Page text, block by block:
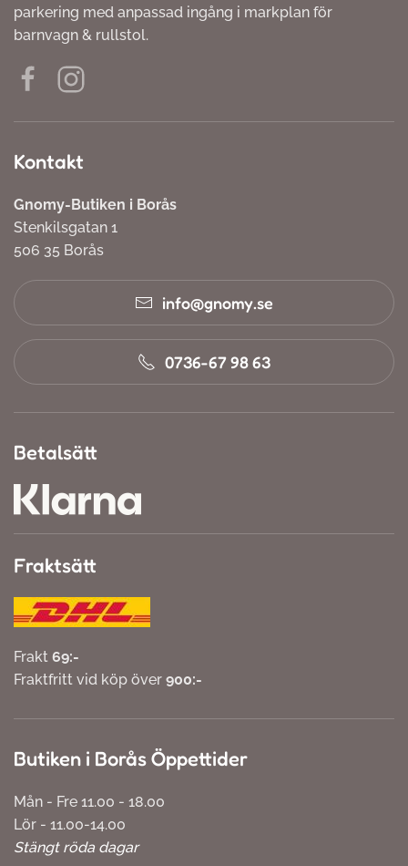
parkering med anpassad ingång i markplan för
barnvagn & rullstol.
Kontakt
Gnomy-Butiken i Borås
Stenkilsgatan 1
506 35 Borås
info@gnomy.se
0736-67 98 63
Betalsätt
Fraktsätt
Frakt 69:-
Fraktfritt vid köp över 900:-
Butiken i Borås Öppettider
Mån - Fre 11.00 - 18.00
Lör - 11.00-14.00
Stängt röda dagar